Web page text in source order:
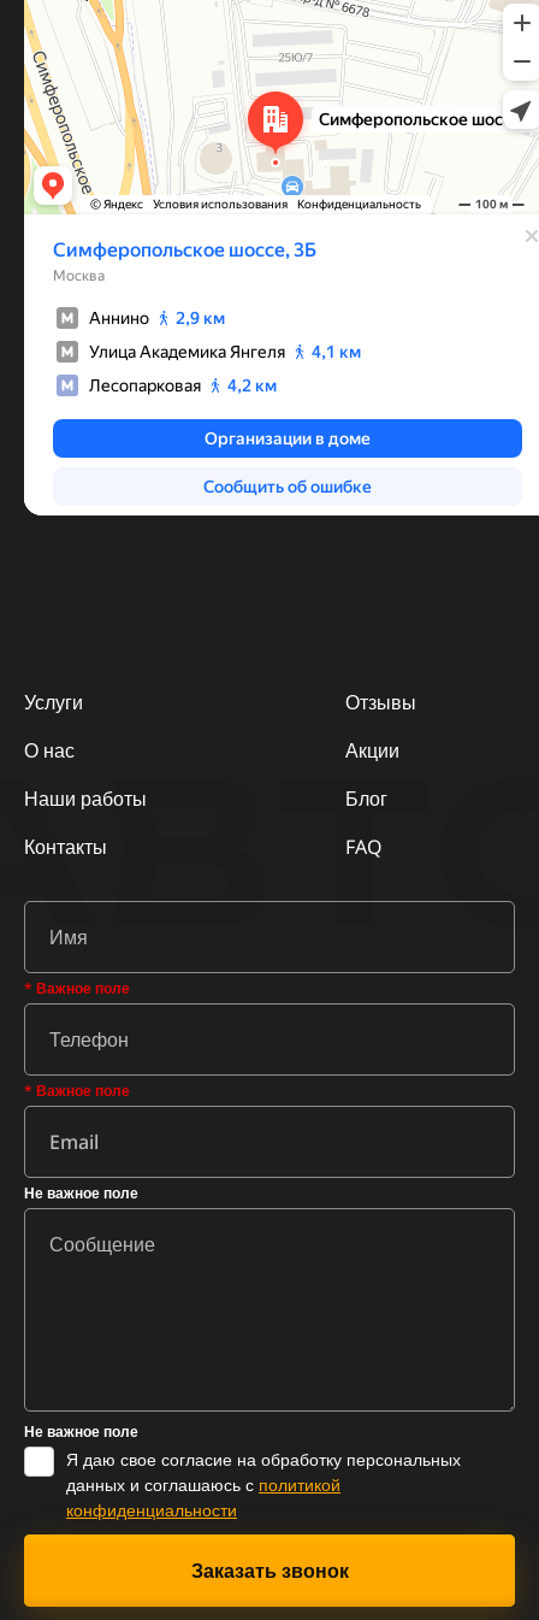
Услуги
О нас
Наши работы
Контакты
Отзывы
Акции
Блог
FAQ
* Важное поле
* Важное поле
Не важное поле
Не важное поле
Я даю свое согласие на обработку персональных
данных и соглашаюсь с политикой
конфиденциальности